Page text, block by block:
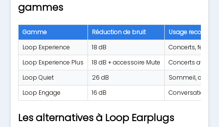
gammes
Gamme Réduction de bruit
Usage
Loop Experience
18 dB
Concerts,
Loop Experience Plus
18 dB + accessoire Mute
Concerts avec
Loop Quiet
26 dB
Sommeil,
Loop Engage
16 dB Conversations,
Les alternatives à Loop Earplugs